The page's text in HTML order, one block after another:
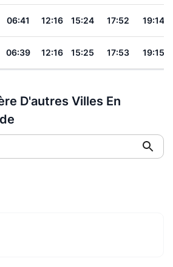
06:41 12:16 15:24 17:52 19:14
06:39 12:16 15:25 17:53 19:15
D'autres Villes En